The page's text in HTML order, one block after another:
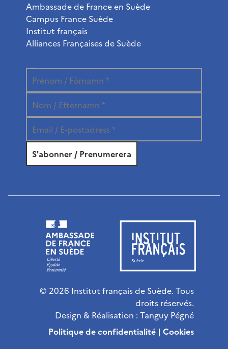
Ambassade de France en Suède
Campus France Suède
Institut français
Alliances Françaises de Suède
© 2026 Institut français de Suède. Tous
droits réservés.
Design & Réalisation : Tanguy Pégné
Politique de confidentialité | Cookies